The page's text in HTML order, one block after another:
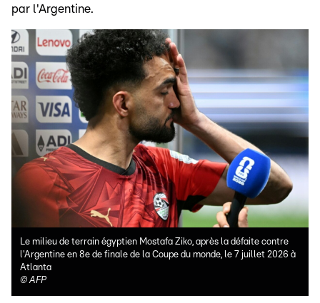
par l'Argentine.
Le milieu de terrain égyptien Mostafa Ziko, après la défaite contre
l'Argentine en 8e de finale de la Coupe du monde, le 7 juillet 2026 à
Atlanta
©AFP